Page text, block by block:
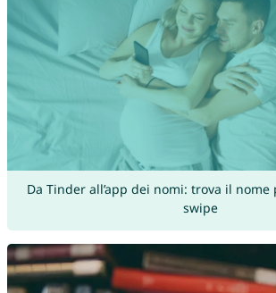
Da Tinder all’app dei nomi: trova il
swipe